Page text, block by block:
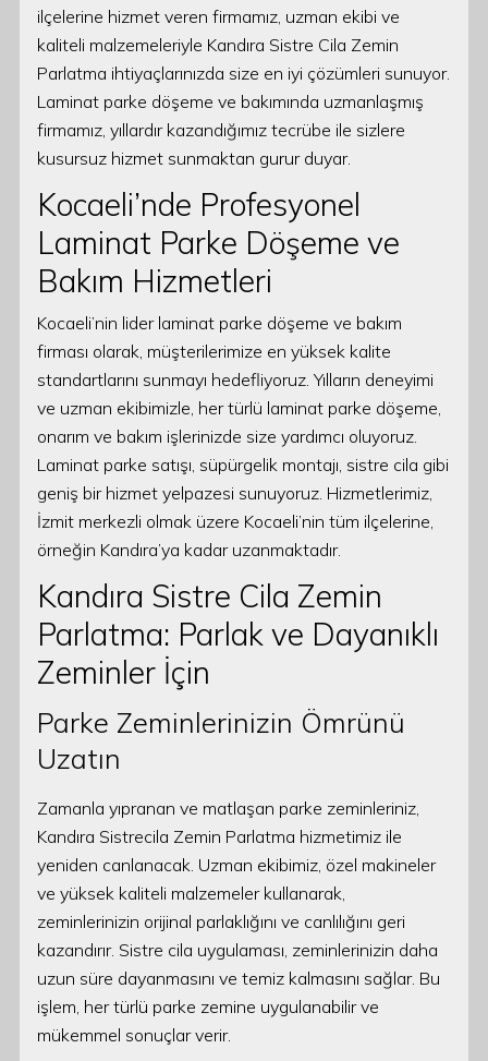
ilçelerine hizmet veren firmamız, uzman ekibi ve
kaliteli malzemeleriyle Kandıra Sistre Cila Zemin
Parlatma ihtiyaçlarınızda size en iyi çözümleri sunuyor.
Laminat parke döşeme ve bakımında uzmanlaşmış
firmamız, yıllardır kazandığımız tecrübe ile sizlere
kusursuz hizmet sunmaktan gurur duyar.
Kocaeli’nde Profesyonel
Laminat Parke Döşeme ve
Bakım Hizmetleri
Kocaeli’nin lider laminat parke döşeme ve bakım
firması olarak, müşterilerimize en yüksek kalite
standartlarını sunmayı hedefliyoruz. Yılların deneyimi
ve uzman ekibimizle, her türlü laminat parke döşeme,
onarım ve bakım işlerinizde size yardımcı oluyoruz.
Laminat parke satışı, süpürgelik montajı, sistre cila gibi
geniş bir hizmet yelpazesi sunuyoruz. Hizmetlerimiz,
İzmit merkezli olmak üzere Kocaeli’nin tüm ilçelerine,
örneğin Kandıra’ya kadar uzanmaktadır.
Kandıra Sistre Cila Zemin
Parlatma: Parlak ve Dayanıklı
Zeminler İçin
Parke Zeminlerinizin Ömrünü
Uzatın
Zamanla yıpranan ve matlaşan parke zeminleriniz,
Kandıra Sistrecila Zemin Parlatma hizmetimiz ile
yeniden canlanacak. Uzman ekibimiz, özel makineler
ve yüksek kaliteli malzemeler kullanarak,
zeminlerinizin orijinal parlaklığını ve canlılığını geri
kazandırır. Sistre cila uygulaması, zeminlerinizin daha
uzun süre dayanmasını ve temiz kalmasını sağlar. Bu
işlem, her türlü parke zemine uygulanabilir ve
mükemmel sonuçlar verir.